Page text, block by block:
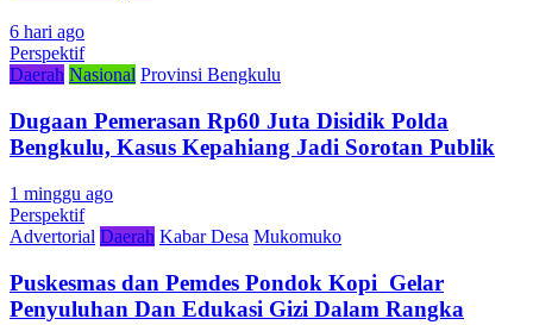
6 hari ago
Perspektif
Daerah Nasional Provinsi Bengkulu
Dugaan Pemerasan Rp60 Juta Disidik Polda
Bengkulu, Kasus Kepahiang Jadi Sorotan Publik
1 minggu ago
Perspektif
Advertorial Daerah Kabar Desa Mukomuko
Puskesmas dan Pemdes Pondok Kopi Gelar
Penyuluhan Dan Edukasi Gizi Dalam Rangka